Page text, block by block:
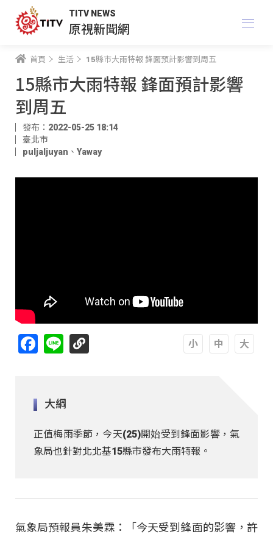
TITV NEWS
原視新聞網
首頁 生活 15縣市大雨特報 鋒面預計影響到周五
15縣市大雨特報 鋒面預計影響
到周五
發布：2022-05-25 18:14
臺北市
puljaljuyan 、 Yaway
Facebook
Line
大綱
正值梅雨季節，今天(25)開始受到鋒面影響，氣
象局也針對北北基15縣市發布大雨特報。
氣象局預報員朱美霖：「今天受到鋒面的影響，許